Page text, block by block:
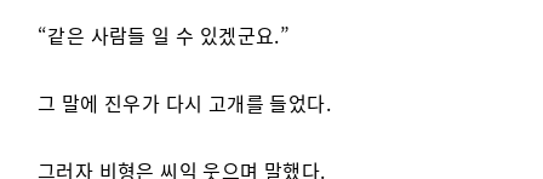
“같은 사람들 일 수 있겠군요.”
그 말에 진우가 다시 고개를 들었다.
그러자 비형은 씨익 웃으며 말했다.